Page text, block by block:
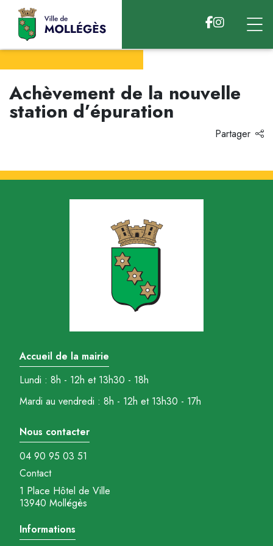
Accéder au contenu
Achèvement de la nouvelle
station d’épuration
Partager
Accueil de la mairie
Lundi : 8h - 12h et 13h30 - 18h
Mardi au vendredi : 8h - 12h et 13h30 - 17h
Nous contacter
04 90 95 03 51
Contact
1 Place Hôtel de Ville
13940 Mollégès
Informations